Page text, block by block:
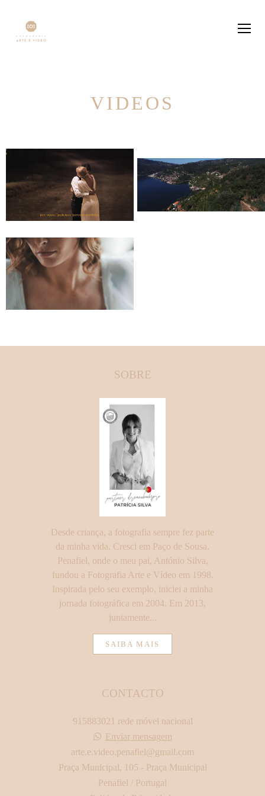
VIDEOS
SOBRE
Desde criança, a fotografia sempre fez parte
da minha vida. Cresci em Paço de Sousa,
Penafiel, onde o meu pai, António Silva,
fundou a Fotografia Arte e Vídeo em 1998.
Inspirada pelo seu exemplo, iniciei a minha
jornada fotográfica em 2004. Em 2013,
juntamente...
SAIBA MAIS
CONTACTO
915883021 rede móvel nacional
Enviar mensagem
arte.e.video.penafiel@gmail.com
Praça Municipal, 105 - Praça Municipal
Penafiel / Portugal